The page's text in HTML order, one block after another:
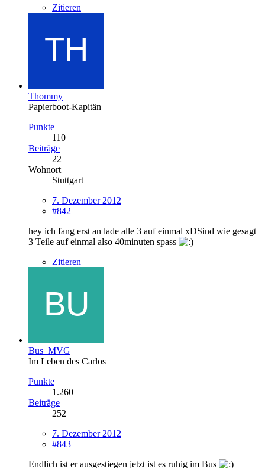
Zitieren
Thommy
Papierboot-Kapitän
Punkte
110
Beiträge
22
Wohnort
Stuttgart
7. Dezember 2012
#842
hey ich fang erst an lade alle 3 auf einmal xDSind wie gesagt
3 Teile auf einmal also 40minuten spass
Zitieren
Bus_MVG
Im Leben des Carlos
Punkte
1.260
Beiträge
252
7. Dezember 2012
#843
Endlich ist er ausgestiegen jetzt ist es ruhig im Bus